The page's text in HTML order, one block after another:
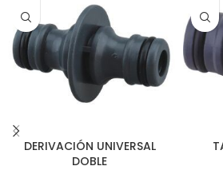
DERIVACIÓN UNIVERSAL
DOBLE